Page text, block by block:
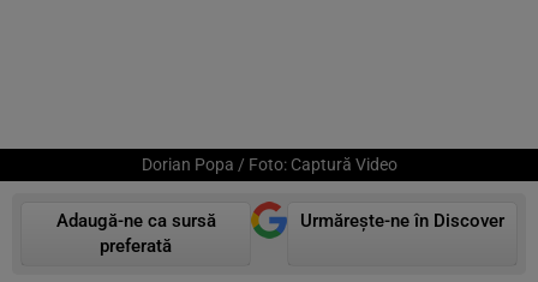
Dorian Popa / Foto: Captură Video
Adaugă-ne ca sursă
preferată
Urmărește-ne în Discover